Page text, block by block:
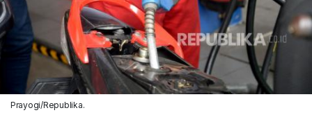
Prayogi/Republika.